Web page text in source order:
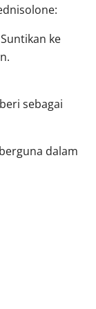
ke
sebagai
dalam